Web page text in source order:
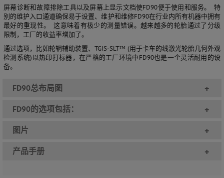
屏幕诊断和故障排除工具以及屏幕上显示文档使FD90便于使用和服务。 特
别的维护入口通道确保易于设置、维护和维修FD90在行业内所有机器中拥有
最好的重现性。 这意味着有极少的测量错误。越来越多的轮胎通过了分级
限制，工厂的收益率增加了。
通过选项，比如轮辋辅助装置、TGIS-SLT™ (用于卡车的线激光轮胎几何外观
检测系统)以热印打标器，在严格的工厂环境中FD90也是一个灵活耐用的设
备。
FD90总布局图 +
FD90的选项包括： +
图片 +
产品手册 +